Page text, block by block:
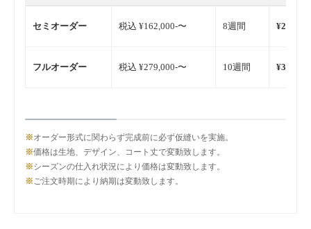
セミオーダー 税込 ¥162,000-〜 8週間
フルオーダー 税込 ¥279,000-〜 10週間
※オーダー形式に関わらず完成前に必ず仮縫いを実施。
※価格は生地、デザイン、コート丈で変動致します。
※シーズンの仕入れ状況により価格は変動致します。
※ご注文時期により納期は変動致します。